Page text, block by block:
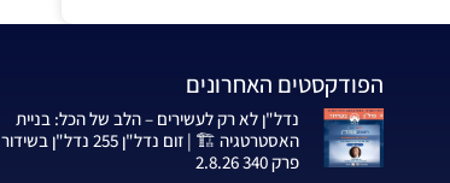
הפודקסטים האחרונים
נדל"ן לא רק לעשירים – הלב של הכל: בניית
האסטרטגיה 🏗️ | זום נדל"ן 255 נדל"ן בשידור
פרק 340 2.8.26